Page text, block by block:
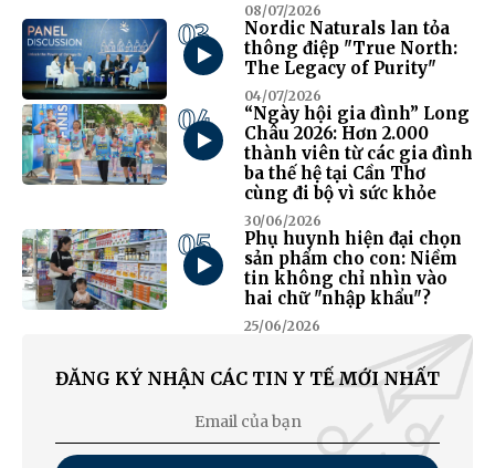
08/07/2026
03
Nordic Naturals lan tỏa
thông điệp "True North:
The Legacy of Purity"
04/07/2026
04
“Ngày hội gia đình” Long
Châu 2026: Hơn 2.000
thành viên từ các gia đình
ba thế hệ tại Cần Thơ
cùng đi bộ vì sức khỏe
30/06/2026
05
Phụ huynh hiện đại chọn
sản phẩm cho con: Niềm
tin không chỉ nhìn vào
hai chữ "nhập khẩu"?
25/06/2026
ĐĂNG KÝ NHẬN CÁC TIN Y TẾ MỚI NHẤT